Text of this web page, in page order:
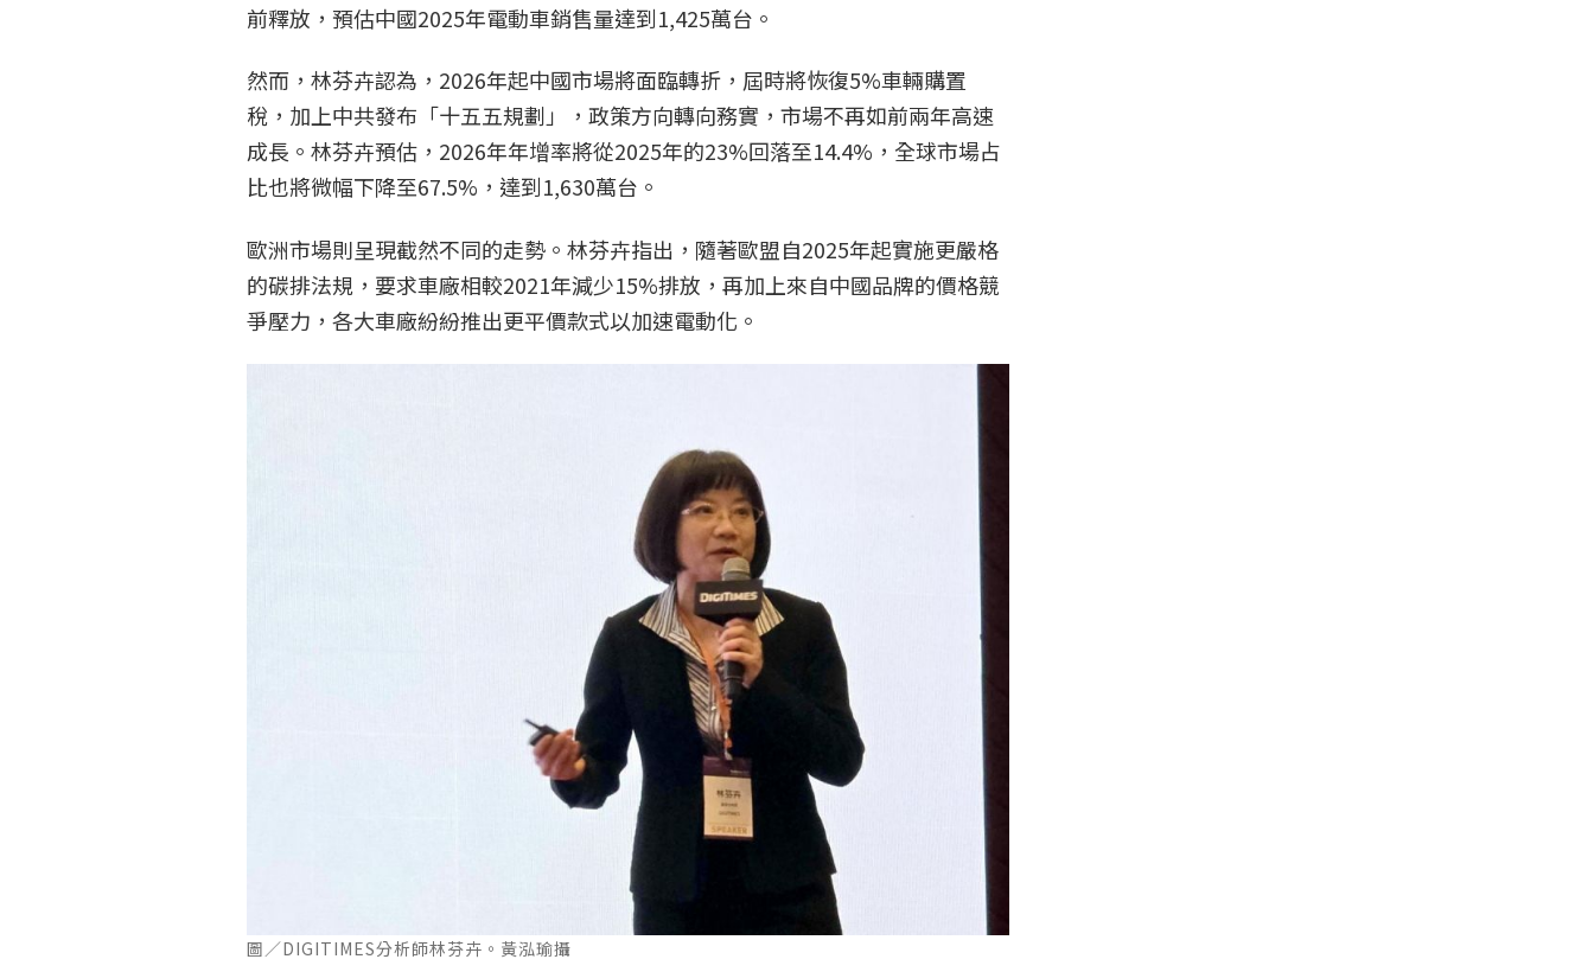
前釋放，預估中國2025年電動車銷售量達到1,425萬台。
然而，林芬卉認為，2026年起中國市場將面臨轉折，屆時將恢復5%車輛購置
稅，加上中共發布「十五五規劃」，政策方向轉向務實，市場不再如前兩年高速
成長。林芬卉預估，2026年年增率將從2025年的23%回落至14.4%，全球市場占
比也將微幅下降至67.5%，達到1,630萬台。
歐洲市場則呈現截然不同的走勢。林芬卉指出，隨著歐盟自2025年起實施更嚴格
的碳排法規，要求車廠相較2021年減少15%排放，再加上來自中國品牌的價格競
爭壓力，各大車廠紛紛推出更平價款式以加速電動化。
圖／DIGITIMES分析師林芬卉。黃泓瑜攝